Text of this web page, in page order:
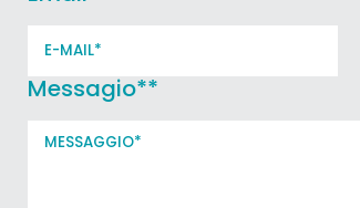
Messagio**